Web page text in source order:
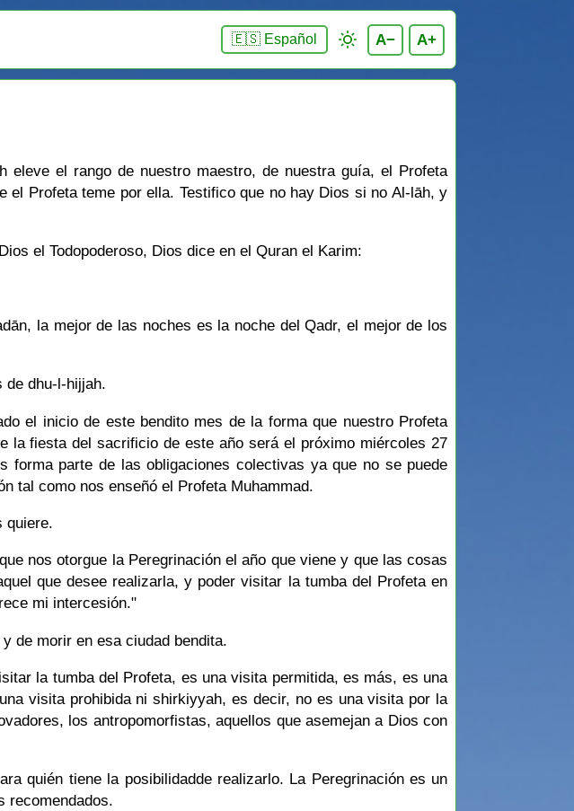
🇪🇸 Español A− A+
el rango de nuestro maestro, de nuestra guía, el Profeta
el Profeta teme por ella. Testifico que no hay Dios si no Al-lāh, y
el Todopoderoso, Dios dice en el Quran el Karim:
la mejor de las noches es la noche del Qadr, el mejor de los
de dhu-l-hijjah.
el inicio de este bendito mes de la forma que nuestro Profeta
la fiesta del sacrificio de este año será el próximo miércoles 27
forma parte de las obligaciones colectivas ya que no se puede
tal como nos enseñó el Profeta Muhammad.
quiere.
nos otorgue la Peregrinación el año que viene y que las cosas
que desee realizarla, y poder visitar la tumba del Profeta en
mi intercesión."
de morir en esa ciudad bendita.
la tumba del Profeta, es una visita permitida, es más, es una
visita prohibida ni shirkiyyah, es decir, no es una visita por la
los antropomorfistas, aquellos que asemejan a Dios con
quién tiene la posibilidadde realizarlo. La Peregrinación es un
recomendados.